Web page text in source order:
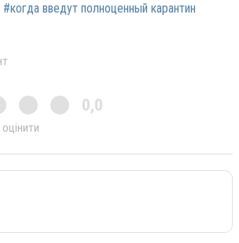
#когда введут полноценный карантин
0,0